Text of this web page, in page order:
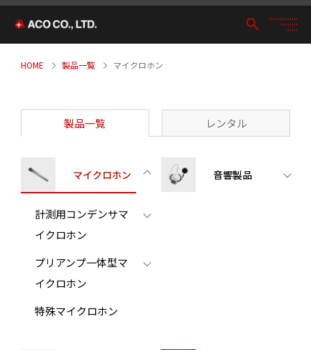
HOME 製品一覧 マイクロホン
製品一覧 レンタル
マイクロホン
計測用コンデンサマ
イクロホン
プリアンプ一体型マ
イクロホン
特殊マイクロホン
音響製品